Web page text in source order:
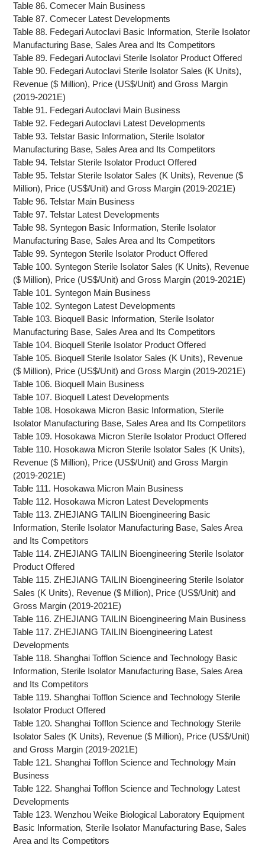
Table 86. Comecer Main Business
Table 87. Comecer Latest Developments
Table 88. Fedegari Autoclavi Basic Information, Sterile Isolator
Manufacturing Base, Sales Area and Its Competitors
Table 89. Fedegari Autoclavi Sterile Isolator Product Offered
Table 90. Fedegari Autoclavi Sterile Isolator Sales (K Units),
Revenue ($ Million), Price (US$/Unit) and Gross Margin
(2019-2021E)
Table 91. Fedegari Autoclavi Main Business
Table 92. Fedegari Autoclavi Latest Developments
Table 93. Telstar Basic Information, Sterile Isolator
Manufacturing Base, Sales Area and Its Competitors
Table 94. Telstar Sterile Isolator Product Offered
Table 95. Telstar Sterile Isolator Sales (K Units), Revenue ($
Million), Price (US$/Unit) and Gross Margin (2019-2021E)
Table 96. Telstar Main Business
Table 97. Telstar Latest Developments
Table 98. Syntegon Basic Information, Sterile Isolator
Manufacturing Base, Sales Area and Its Competitors
Table 99. Syntegon Sterile Isolator Product Offered
Table 100. Syntegon Sterile Isolator Sales (K Units), Revenue
($ Million), Price (US$/Unit) and Gross Margin (2019-2021E)
Table 101. Syntegon Main Business
Table 102. Syntegon Latest Developments
Table 103. Bioquell Basic Information, Sterile Isolator
Manufacturing Base, Sales Area and Its Competitors
Table 104. Bioquell Sterile Isolator Product Offered
Table 105. Bioquell Sterile Isolator Sales (K Units), Revenue
($ Million), Price (US$/Unit) and Gross Margin (2019-2021E)
Table 106. Bioquell Main Business
Table 107. Bioquell Latest Developments
Table 108. Hosokawa Micron Basic Information, Sterile
Isolator Manufacturing Base, Sales Area and Its Competitors
Table 109. Hosokawa Micron Sterile Isolator Product Offered
Table 110. Hosokawa Micron Sterile Isolator Sales (K Units),
Revenue ($ Million), Price (US$/Unit) and Gross Margin
(2019-2021E)
Table 111. Hosokawa Micron Main Business
Table 112. Hosokawa Micron Latest Developments
Table 113. ZHEJIANG TAILIN Bioengineering Basic
Information, Sterile Isolator Manufacturing Base, Sales Area
and Its Competitors
Table 114. ZHEJIANG TAILIN Bioengineering Sterile Isolator
Product Offered
Table 115. ZHEJIANG TAILIN Bioengineering Sterile Isolator
Sales (K Units), Revenue ($ Million), Price (US$/Unit) and
Gross Margin (2019-2021E)
Table 116. ZHEJIANG TAILIN Bioengineering Main Business
Table 117. ZHEJIANG TAILIN Bioengineering Latest
Developments
Table 118. Shanghai Tofflon Science and Technology Basic
Information, Sterile Isolator Manufacturing Base, Sales Area
and Its Competitors
Table 119. Shanghai Tofflon Science and Technology Sterile
Isolator Product Offered
Table 120. Shanghai Tofflon Science and Technology Sterile
Isolator Sales (K Units), Revenue ($ Million), Price (US$/Unit)
and Gross Margin (2019-2021E)
Table 121. Shanghai Tofflon Science and Technology Main
Business
Table 122. Shanghai Tofflon Science and Technology Latest
Developments
Table 123. Wenzhou Weike Biological Laboratory Equipment
Basic Information, Sterile Isolator Manufacturing Base, Sales
Area and Its Competitors